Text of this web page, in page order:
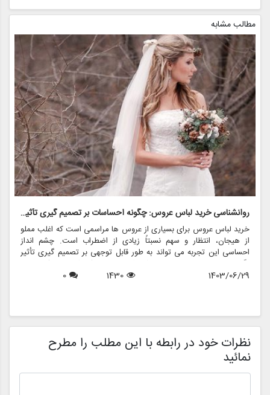
مطالب مشابه
روانشناسی خرید لباس عروس: چگونه احساسات بر تصمیم گیری تأثیر می گذارد
خرید لباس عروس برای بسیاری از عروس ها مراسمی است که اغلب مملو
از هیجان، انتظار و سهم نسبتاً زیادی از اضطراب است. چشم انداز
احساسی این تجربه می تواند به طور قابل توجهی بر تصمیم گیری تأثیر
بگذارد و منجر به انتخاب هایی شود که نه تنها سبک شخصی بلکه عوامل
روانی عمیق تری را نیز منعکس می کند. در این مقاله، روانشناسی خرید
1403/06/29
1430
0
نظرات خود در رابطه با این مطلب را مطرح
نمائید